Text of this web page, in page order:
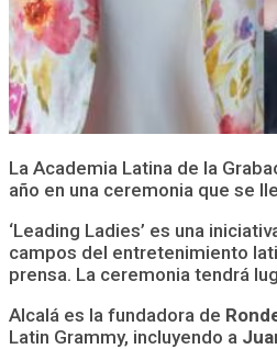
La Academia Latina de la
año en una ceremonia que se
‘Leading Ladies’ es una
campos del entretenimiento
prensa. La ceremonia tendrá
Alcalá es la fundadora de
Latin Grammy, incluyendo a